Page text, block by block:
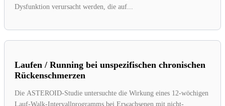
Dysfunktion verursacht werden, die auf...
Laufen / Running bei unspezifischen chronischen
Rückenschmerzen
Die ASTEROID-Studie untersuchte die Wirkung eines 12-wöchigen
Lauf-Walk-Intervallprogramms bei Erwachsenen mit nicht-